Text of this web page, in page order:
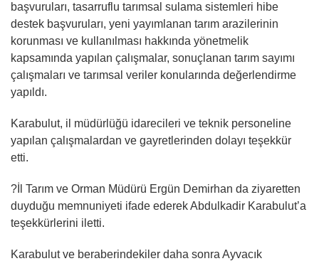
başvuruları, tasarruflu tarımsal sulama sistemleri hibe
destek başvuruları, yeni yayımlanan tarım arazilerinin
korunması ve kullanılması hakkında yönetmelik
kapsamında yapılan çalışmalar, sonuçlanan tarım sayımı
çalışmaları ve tarımsal veriler konularında değerlendirme
yapıldı.
Karabulut, il müdürlüğü idarecileri ve teknik personeline
yapılan çalışmalardan ve gayretlerinden dolayı teşekkür
etti.
?İl Tarım ve Orman Müdürü Ergün Demirhan da ziyaretten
duyduğu memnuniyeti ifade ederek Abdulkadir Karabulut’a
teşekkürlerini iletti.
Karabulut ve beraberindekiler daha sonra Ayvacık